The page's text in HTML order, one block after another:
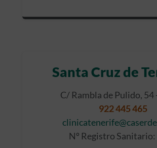
Santa Cruz de
C/ Rambla de Pulido, 54
922 445 465
Nº Registro